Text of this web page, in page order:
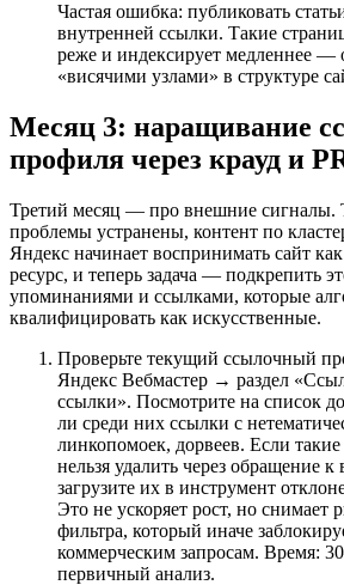
Частая ошибка: публиковать
внутренней ссылки. Такие
реже и индексирует медленнее —
«висячими узлами» в структуре
Месяц 3: наращивание
профиля через крауд и
Третий месяц — про внешние сигналы.
проблемы устранены, контент по
Яндекс начинает воспринимать сайт
ресурс, и теперь задача — подкрепить
упоминаниями и ссылками, которые
квалифицировать как искусственные.
Проверьте текущий ссылочный
Яндекс Вебмастер → раздел
ссылки». Посмотрите на список
ли среди них ссылки с
линкопомоек, дорвеев. Если
нельзя удалить через обращение
загрузите их в инструмент
Это не ускоряет рост, но снимает
фильтра, который иначе
коммерческим запросам. Время:
первичный анализ.